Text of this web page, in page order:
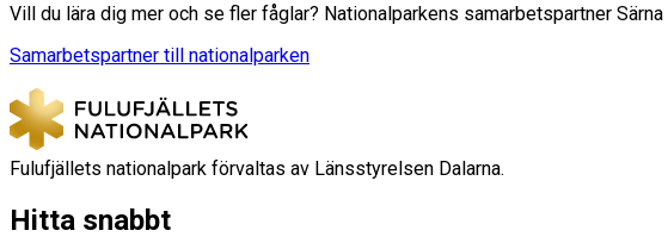
Vill du lära dig mer och se fler fåglar? Nationalparkens samarbetspartner
Samarbetspartner till nationalparken
Fulufjällets nationalpark förvaltas av Länsstyrelsen Dalarna.
Hitta snabbt